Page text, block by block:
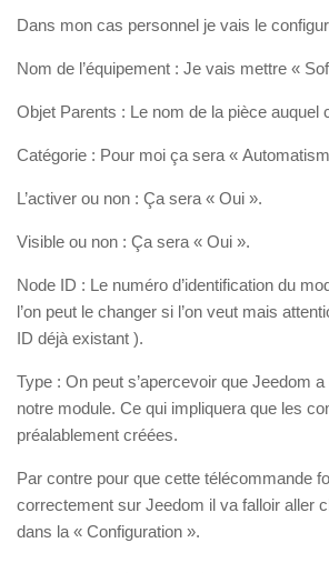
Dans mon cas personnel je vais le
Nom de l’équipement : Je vais mettre «
Objet Parents : Le nom de la pièce auquel
Catégorie : Pour moi ça sera «
L’activer ou non : Ça sera « Oui ».
Visible ou non : Ça sera « Oui ».
Node ID : Le numéro d’identification du
l’on peut le changer si l’on veut mais
ID déjà existant ).
Type : On peut s’apercevoir que Jeedom
notre module. Ce qui impliquera que les
préalablement créées.
Par contre pour que cette télécommande
correctement sur Jeedom il va falloir aller
dans la « Configuration ».